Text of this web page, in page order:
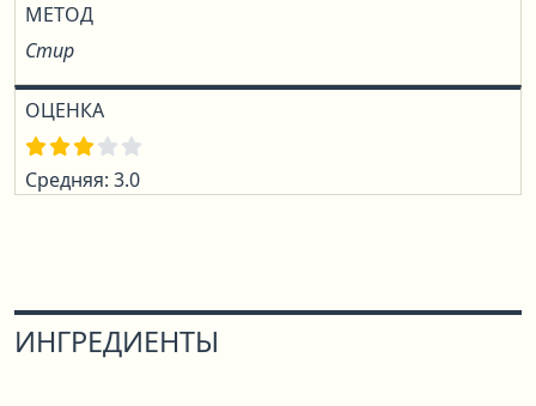
МЕТОД
Стир
ОЦЕНКА
Средняя: 3.0
ИНГРЕДИЕНТЫ